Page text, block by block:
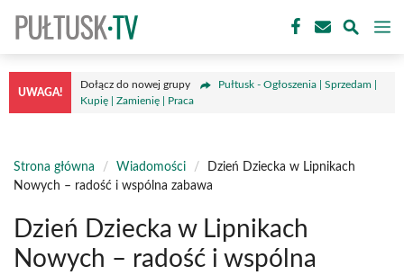
treści
UWAGA!
Dołącz do nowej grupy
Pułtusk - Ogłoszenia | Sprzedam |
Kupię | Zamienię | Praca
Strona główna / Wiadomości /
Dzień Dziecka w Lipnikach
Nowych – radość i wspólna zabawa
Dzień Dziecka w Lipnikach
Nowych – radość i wspólna